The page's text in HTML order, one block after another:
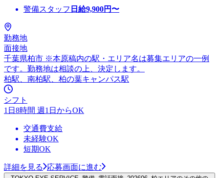
警備スタッフ 日給9,900円〜
勤務地
面接地
千葉県柏市 ※本原稿内の駅・エリア名は募集エリアの一例
です。勤務地は相談の上、決定します。
柏駅、南柏駅、柏の葉キャンパス駅
シフト
1日8時間 週1日からOK
交通費支給
未経験OK
短期OK
詳細を見る 応募画面に進む